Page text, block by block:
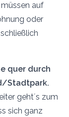
auf
oder
quer durch
Stadtpark.
geht´s zum
sich ganz